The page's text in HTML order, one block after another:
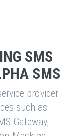
SMS
SMS
provider
such as
Gateway,